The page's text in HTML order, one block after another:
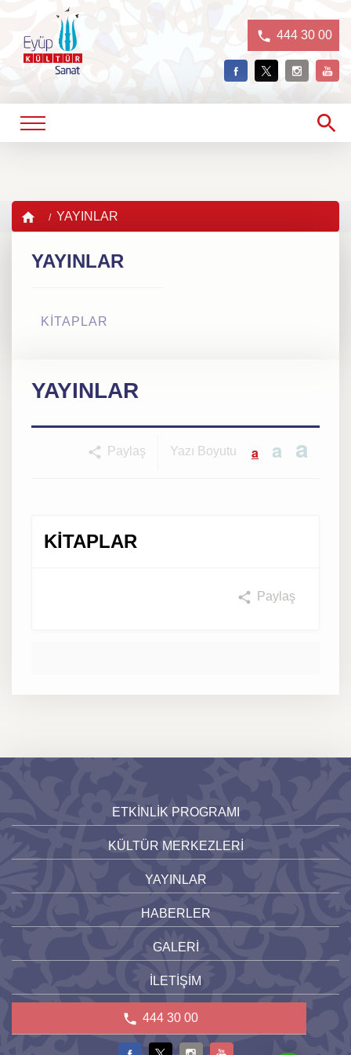
444 30 00
YAYINLAR
YAYINLAR
KİTAPLAR
YAYINLAR
Yazı Boyutu a a a
Paylaş
KİTAPLAR
Paylaş
ETKİNLİK PROGRAMI
KÜLTÜR MERKEZLERİ
YAYINLAR
HABERLER
GALERİ
İLETİŞİM
444 30 00